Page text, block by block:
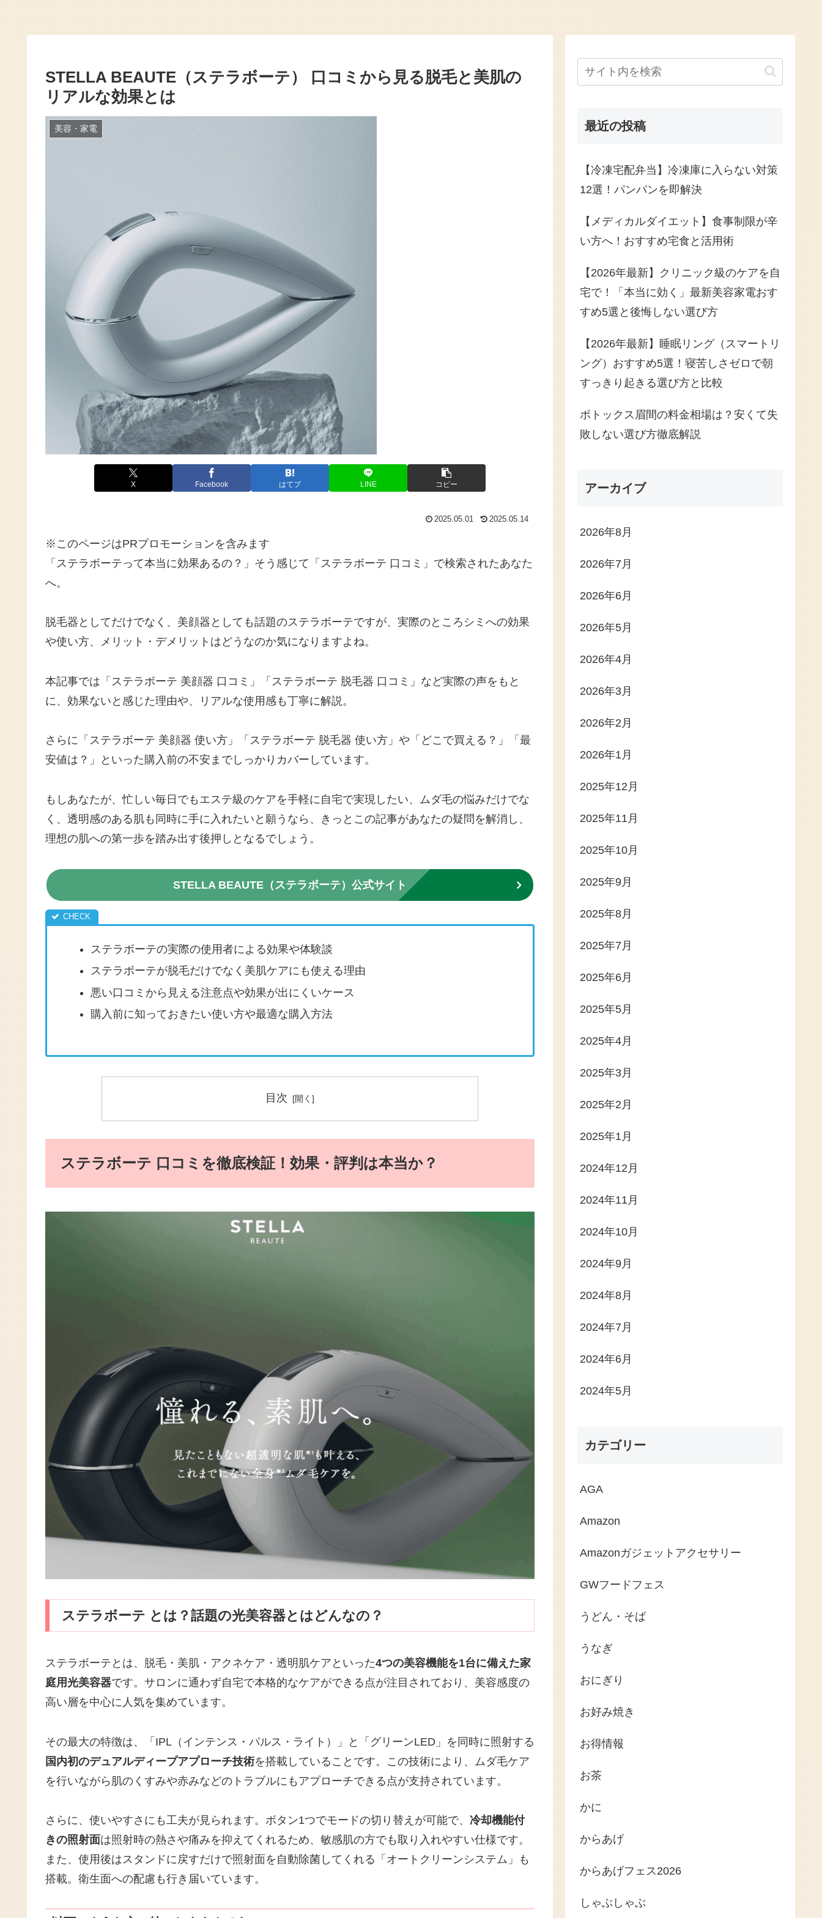
STELLA BEAUTE（ステラボーテ） 口コミから見る脱毛と美肌の
リアルな効果とは
美容・家電
X Facebook はてブ LINE コピー
2025.05.01 2025.05.14
※このページはPRプロモーションを含みます
「ステラボーテって本当に効果あるの？」そう感じて「ステラボーテ 口コミ」で検索されたあなた
へ。
脱毛器としてだけでなく、美顔器としても話題のステラボーテですが、実際のところシミへの効果
や使い方、メリット・デメリットはどうなのか気になりますよね。
本記事では「ステラボーテ 美顔器 口コミ」「ステラボーテ 脱毛器 口コミ」など実際の声をもと
に、効果ないと感じた理由や、リアルな使用感も丁寧に解説。
さらに「ステラボーテ 美顔器 使い方」「ステラボーテ 脱毛器 使い方」や「どこで買える？」「最
安値は？」といった購入前の不安までしっかりカバーしています。
もしあなたが、忙しい毎日でもエステ級のケアを手軽に自宅で実現したい、ムダ毛の悩みだけでな
く、透明感のある肌も同時に手に入れたいと願うなら、きっとこの記事があなたの疑問を解消し、
理想の肌への第一歩を踏み出す後押しとなるでしょう。
STELLA BEAUTE（ステラボーテ）公式サイト
ステラボーテの実際の使用者による効果や体験談
ステラボーテが脱毛だけでなく美肌ケアにも使える理由
悪い口コミから見える注意点や効果が出にくいケース
購入前に知っておきたい使い方や最適な購入方法
目次
ステラボーテ 口コミを徹底検証！効果・評判は本当か？
ステラボーテ とは？話題の光美容器とはどんなの？
ステラボーテとは、脱毛・美肌・アクネケア・透明肌ケアといった4つの美容機能を1台に備えた家
庭用光美容器です。サロンに通わず自宅で本格的なケアができる点が注目されており、美容感度の
高い層を中心に人気を集めています。
その最大の特徴は、「IPL（インテンス・パルス・ライト）」と「グリーンLED」を同時に照射する
国内初のデュアルディープアプローチ技術を搭載していることです。この技術により、ムダ毛ケア
を行いながら肌のくすみや赤みなどのトラブルにもアプローチできる点が支持されています。
さらに、使いやすさにも工夫が見られます。ボタン1つでモードの切り替えが可能で、 冷却機能付
きの照射面は照射時の熱さや痛みを抑えてくれるため、敏感肌の方でも取り入れやすい仕様です。
また、使用後はスタンドに戻すだけで照射面を自動除菌してくれる「オートクリーンシステム」も
搭載。衛生面への配慮も行き届いています。
最近の投稿
【冷凍宅配弁当】冷凍庫に入らない対策
12選！パンパンを即解決
【メディカルダイエット】食事制限が辛
い方へ！おすすめ宅食と活用術
【2026年最新】クリニック級のケアを自
宅で！「本当に効く」最新美容家電おす
すめ5選と後悔しない選び方
【2026年最新】睡眠リング（スマートリ
ング）おすすめ5選！寝苦しさゼロで朝
すっきり起きる選び方と比較
ボトックス眉間の料金相場は？安くて失
敗しない選び方徹底解説
アーカイブ
2026年8月
2026年7月
2026年6月
2026年5月
2026年4月
2026年3月
2026年2月
2026年1月
2025年12月
2025年11月
2025年10月
2025年9月
2025年8月
2025年7月
2025年6月
2025年5月
2025年4月
2025年3月
2025年2月
2025年1月
2024年12月
2024年11月
2024年10月
2024年9月
2024年8月
2024年7月
2024年6月
2024年5月
カテゴリー
AGA
Amazon
Amazonガジェットアクセサリー
GWフードフェス
うどん・そば
うなぎ
おにぎり
お好み焼き
お得情報
お茶
かに
からあげ
からあげフェス2026
しゃぶしゃぶ